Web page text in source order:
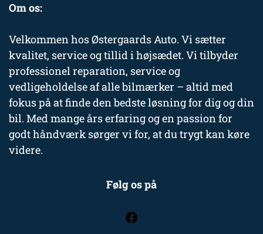
Om os:
Velkommen hos Østergaards Auto. Vi sætter
kvalitet, service og tillid i højsædet. Vi tilbyder
professionel reparation, service og
vedligeholdelse af alle bilmærker – altid med
fokus på at finde den bedste løsning for dig og din
bil. Med mange års erfaring og en passion for
godt håndværk sørger vi for, at du trygt kan køre
videre.
Følg os på